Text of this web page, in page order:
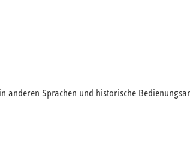
anderen Sprachen und historische